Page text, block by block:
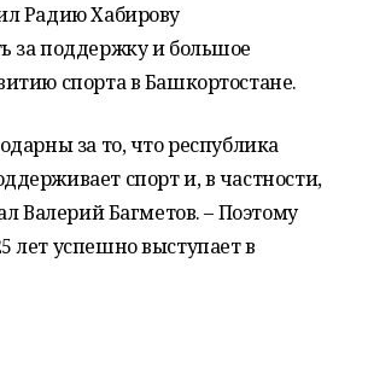
Радию Хабирову
за поддержку и большое
спорта в Башкортостане.
за то, что республика
спорт и, в частности,
Валерий Багметов. – Поэтому
лет успешно выступает в